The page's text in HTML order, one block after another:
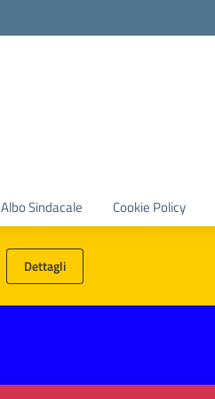
Albo Sindacale Cookie Policy
Dettagli